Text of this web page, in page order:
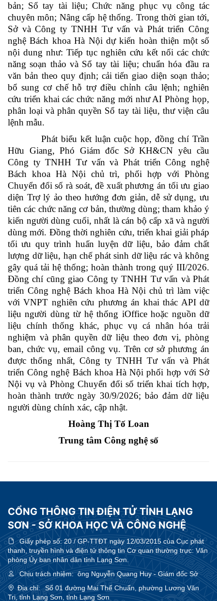
bản; Sổ tay tài liệu; Chức năng phục vụ công tác
chuyên môn; Nâng cấp hệ thống. Trong thời gian tới,
Sở và Công ty TNHH Tư vấn và Phát triển Công
nghệ Bách khoa Hà Nội dự kiến hoàn thiện một số
nội dung như: Tiếp tục nghiên cứu kết nối các chức
năng soạn thảo và Sổ tay tài liệu; chuẩn hóa đầu ra
văn bản theo quy định; cải tiến giao diện soạn thảo;
bổ sung cơ chế hỗ trợ điều chỉnh câu lệnh; nghiên
cứu triển khai các chức năng mới như AI Phòng họp,
phân loại và phân quyền Sổ tay tài liệu, thư viện câu
lệnh mẫu.
Phát biểu kết luận cuộc họp, đồng chí Trần
Hữu Giang, Phó Giám đốc Sở KH&CN yêu cầu
Công ty TNHH Tư vấn và Phát triển Công nghệ
Bách khoa Hà Nội chủ trì, phối hợp với Phòng
Chuyển đổi số rà soát, đề xuất phương án tối ưu giao
diện Trợ lý ảo theo hướng đơn giản, dễ sử dụng, ưu
tiên các chức năng cơ bản, thường dùng; tham khảo ý
kiến người dùng cuối, nhất là cán bộ cấp xã và người
dùng mới. Đồng thời nghiên cứu, triển khai giải pháp
tối ưu quy trình huấn luyện dữ liệu, bảo đảm chất
lượng dữ liệu, hạn chế phát sinh dữ liệu rác và không
gây quá tải hệ thống; hoàn thành trong quý III/2026.
Đồng chí cũng giao Công ty TNHH Tư vấn và Phát
triển Công nghệ Bách khoa Hà Nội chủ trì làm việc
với VNPT nghiên cứu phương án khai thác API dữ
liệu người dùng từ hệ thống iOffice hoặc nguồn dữ
liệu chính thống khác, phục vụ cá nhân hóa trải
nghiệm và phân quyền dữ liệu theo đơn vị, phòng
ban, chức vụ, email công vụ. Trên cơ sở phương án
được thống nhất, Công ty TNHH Tư vấn và Phát
triển Công nghệ Bách khoa Hà Nội phối hợp với Sở
Nội vụ và Phòng Chuyển đổi số triển khai tích hợp,
hoàn thành trước ngày 30/9/2026; bảo đảm dữ liệu
người dùng chính xác, cập nhật.
Hoàng Thị Tố Loan
Trung tâm Công nghệ số
CỔNG THÔNG TIN ĐIỆN TỬ TỈNH LẠNG
SƠN - SỞ KHOA HỌC VÀ CÔNG NGHỆ
Giấy phép số:20 / GP-TTĐT ngày 12/03/2015 của Cục phát
thanh, truyền hình và điện tử thông tin Cơ quan thường trực: Văn
phòng Ủy ban nhân dân tỉnh Lạng Sơn.
Chịu trách nhiệm:ông Nguyễn Quang Huy - Giám đốc Sở
Địa chỉ:
Số 01 đường Mai Thế Chuẩn, phường Lương Văn
Tri, tỉnh Lạng Sơn, tỉnh Lạng Sơn